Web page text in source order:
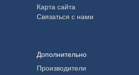
Карта сайта
Связаться с нами
Дополнительно
Производители